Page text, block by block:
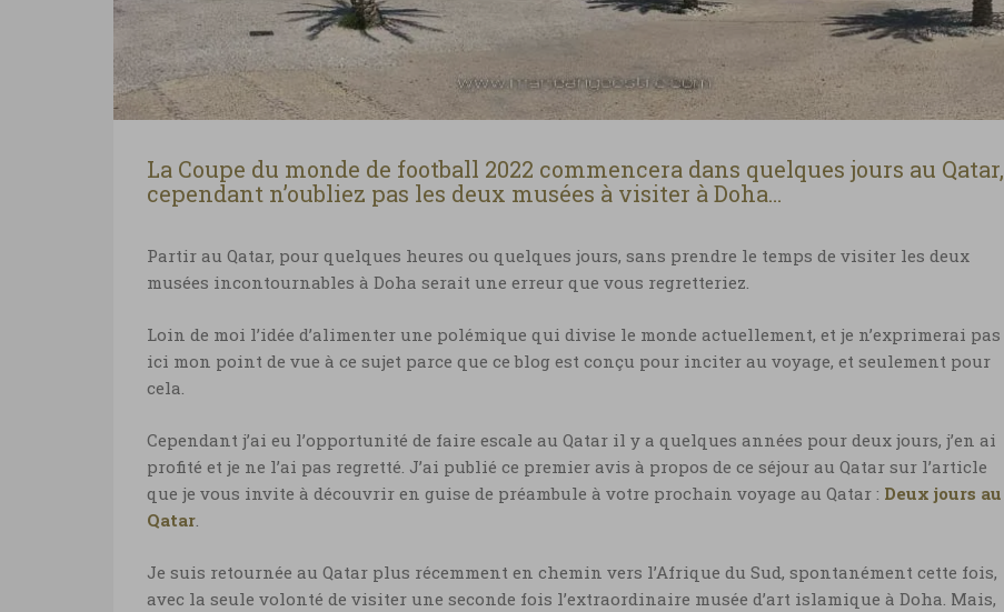
La Coupe du monde de football 2022 commencera dans quelques jours au Qatar,
cependant n’oubliez pas les deux musées à visiter à Doha…
Partir au Qatar, pour quelques heures ou quelques jours, sans prendre le temps de visiter les deux
musées incontournables à Doha serait une erreur que vous regretteriez.
Loin de moi l’idée d’alimenter une polémique qui divise le monde actuellement, et je n’exprimerai pas
ici mon point de vue à ce sujet parce que ce blog est conçu pour inciter au voyage, et seulement pour
cela.
Cependant j’ai eu l’opportunité de faire escale au Qatar il y a quelques années pour deux jours, j’en ai
profité et je ne l’ai pas regretté. J’ai publié ce premier avis à propos de ce séjour au Qatar sur l’article
que je vous invite à découvrir en guise de préambule à votre prochain voyage au Qatar : Deux jours au
Qatar
Je suis retournée au Qatar plus récemment en chemin vers l’Afrique du Sud, spontanément cette fois,
avec la seule volonté de visiter une seconde fois l’extraordinaire musée d’art islamique à Doha. Mais,